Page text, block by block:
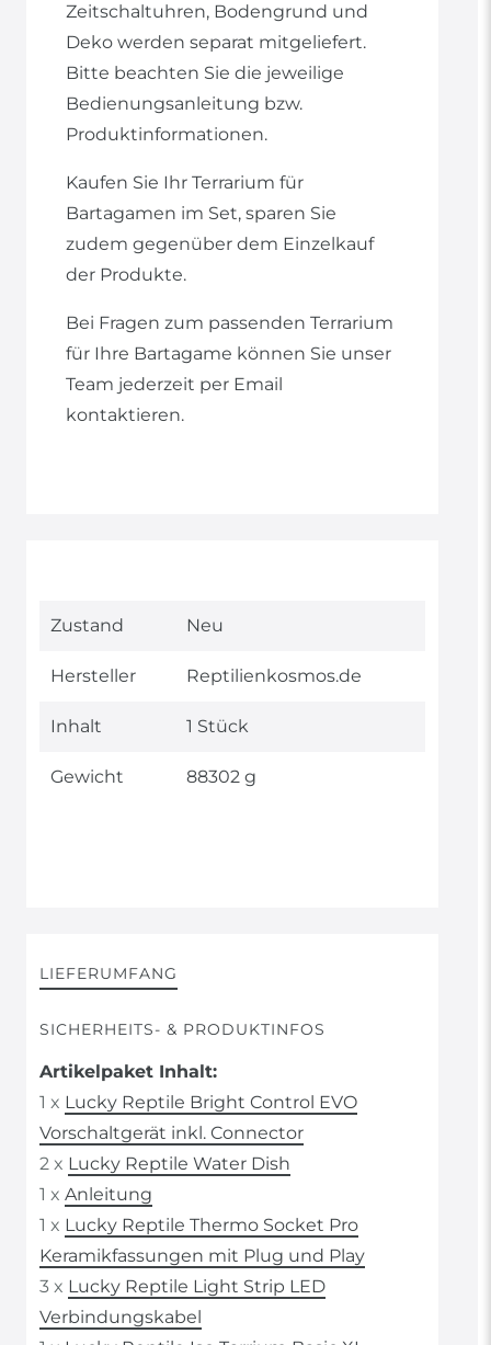
Zeitschaltuhren, Bodengrund und
Deko werden separat mitgeliefert.
Bitte beachten Sie die jeweilige
Bedienungsanleitung bzw.
Produktinformationen.
Kaufen Sie Ihr Terrarium für
Bartagamen im Set, sparen Sie
zudem gegenüber dem Einzelkauf
der Produkte.
Bei Fragen zum passenden Terrarium
für Ihre Bartagame können Sie unser
Team jederzeit per Email
kontaktieren.
Technisches
Wert
Zustand Neu
Hersteller Reptilienkosmos.de
Inhalt 1 Stück
Gewicht 88302 g
LIEFERUMFANG
SICHERHEITS- & PRODUKTINFOS
Artikelpaket Inhalt:
1 x Lucky Reptile Bright Control EVO
Vorschaltgerät inkl. Connector
2 x Lucky Reptile Water Dish
1 x Anleitung
1 x Lucky Reptile Thermo Socket Pro
Keramikfassungen mit Plug und Play
3 x Lucky Reptile Light Strip LED
Verbindungskabel